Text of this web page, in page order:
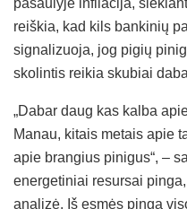
reiškia, kad kils bankinių
signalizuoja, jog pigių
skolintis reikia skubiai
„Dabar daug kas kalba
Manau, kitais metais apie
apie brangius pinigus“, –
energetiniai resursai
analizė. Iš esmės pinga